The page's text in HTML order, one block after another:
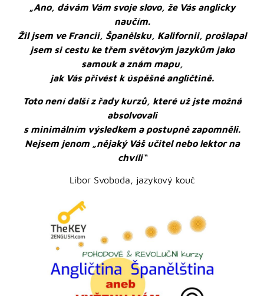
„Ano, dávám Vám svoje slovo, že Vás anglicky
naučím.
Žil jsem ve Francii, Španělsku, Kalifornii, prošlapal
jsem si cestu ke třem světovým jazykům jako
samouk a znám mapu,
jak Vás přivést k úspěšné angličtině.
Toto není další z řady kurzů, které už jste možná
absolvovali
s minimálním výsledkem a postupně zapomněli.
Nejsem jenom „nějaký Váš učitel nebo lektor na
chvíli“
Libor Svoboda, jazykový kouč